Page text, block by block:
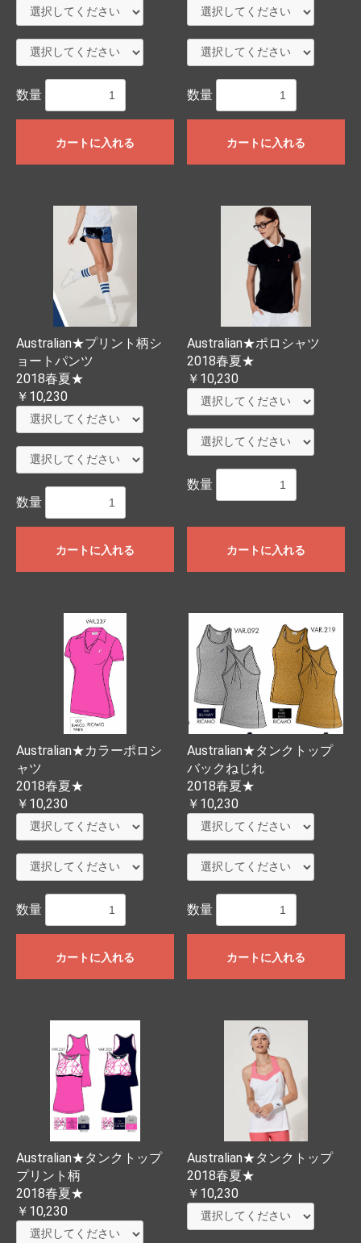
数量
カートに入れる
数量
カートに入れる
Australian★プリント柄シ
ョートパンツ
2018春夏★
￥10,230
数量
カートに入れる
Australian★ポロシャツ
2018春夏★
￥10,230
数量
カートに入れる
Australian★カラーポロシ
ャツ
2018春夏★
￥10,230
数量
カートに入れる
Australian★タンクトップ
バックねじれ
2018春夏★
￥10,230
数量
カートに入れる
Australian★タンクトップ
プリント柄
2018春夏★
￥10,230
Australian★タンクトップ
2018春夏★
￥10,230